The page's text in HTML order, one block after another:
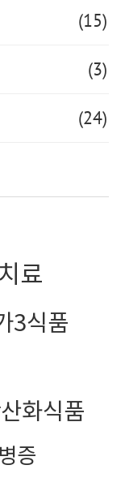
(15)
(3)
(24)
료
3식품
화식품
증